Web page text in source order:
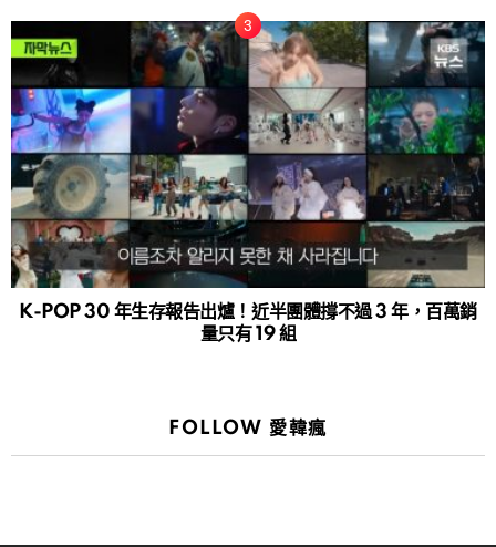
K-POP 30 年生存報告出爐！近半團體撐不過 3 年，百萬銷
量只有 19 組
FOLLOW 愛韓瘋